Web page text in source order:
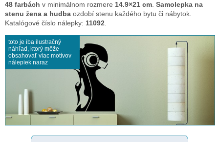
48 farbách v minimálnom rozmere 14.9×21 cm Samolepka na
stenu žena a hudba ozdobí stenu každého bytu či nábytok.
Katalógové číslo nálepky: 11092
toto je iba ilustračný
náhľad, ktorý môže
obsahovať viac motívov
nálepiek naraz